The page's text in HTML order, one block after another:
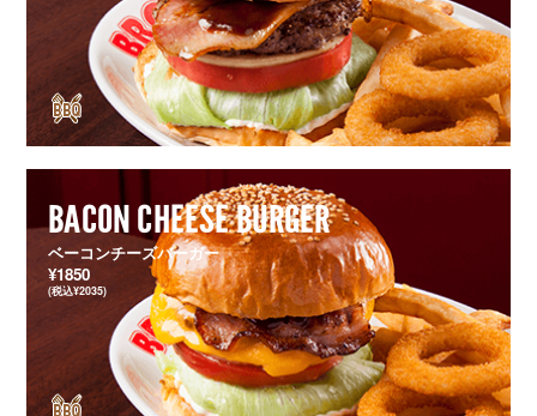
BACON CHEESE BURGER
ベーコンチーズバーガー
¥1850
(税込¥2035)